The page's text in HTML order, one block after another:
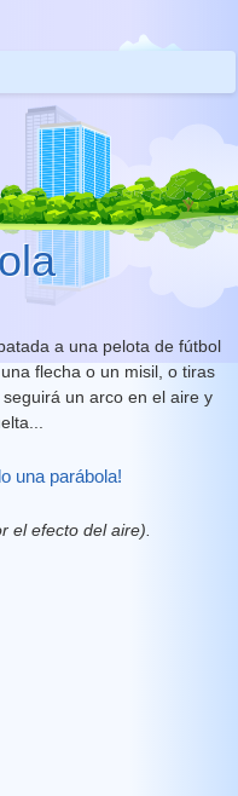
a una pelota de fútbol
flecha o un misil, o tiras
un arco en el aire y
una parábola!
el efecto del aire).